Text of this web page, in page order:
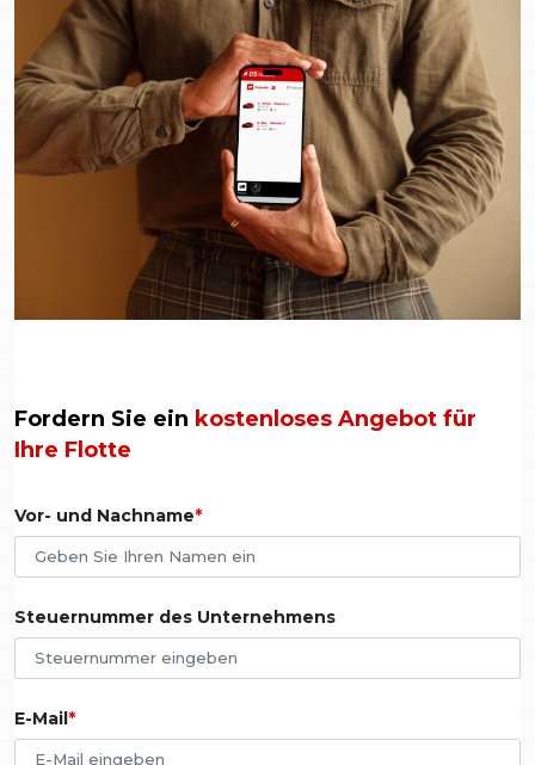
Fordern Sie ein kostenloses Angebot für
Ihre Flotte
Vor- und Nachname
Steuernummer des Unternehmens
E-Mail